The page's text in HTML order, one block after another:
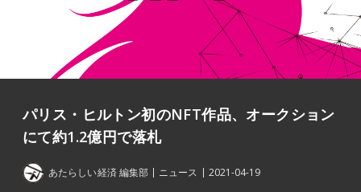
パリス・ヒルトン初のNFT作品、オークション
にて約1.2億円で落札
あたらしい経済 編集部 ニュース 2021-04-19